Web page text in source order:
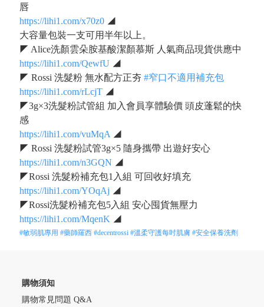
唇
https://lihi1.com/x70z0◢
大容量包裝一支可用半年以上。
◤ Alice洗顏雲朵胺基酸潔顏慕斯 人氣商品現貨供應中
https://lihi1.com/QewfU ◢
◤ Rossi 洗髮粉 無水配方正夯 #窄口不適用補充包
https://lihi1.com/rLcjT◢
◤3g×3洗髮粉試管組 加入會員享體驗價 頭皮蓬鬆的快
感
https://lihi1.com/vuMqA ◢
◤ Rossi 洗髮粉試管3g×5 隨身攜帶 出遊好安心
https://lihi1.com/n3GQN ◢
◤Rossi 洗髮粉補充包1入組 可回收好填充
https://lihi1.com/YOqAj ◢
◤Rossi洗髮粉補充包5入組 安心囤貨無壓力
https://lihi1.com/MqenK ◢
#敏弱肌專用 #藥師羅西 #decentrossi #溫柔守護每吋肌膚 #安全保養洗劑
購物須知
購物常見問題 Q&A